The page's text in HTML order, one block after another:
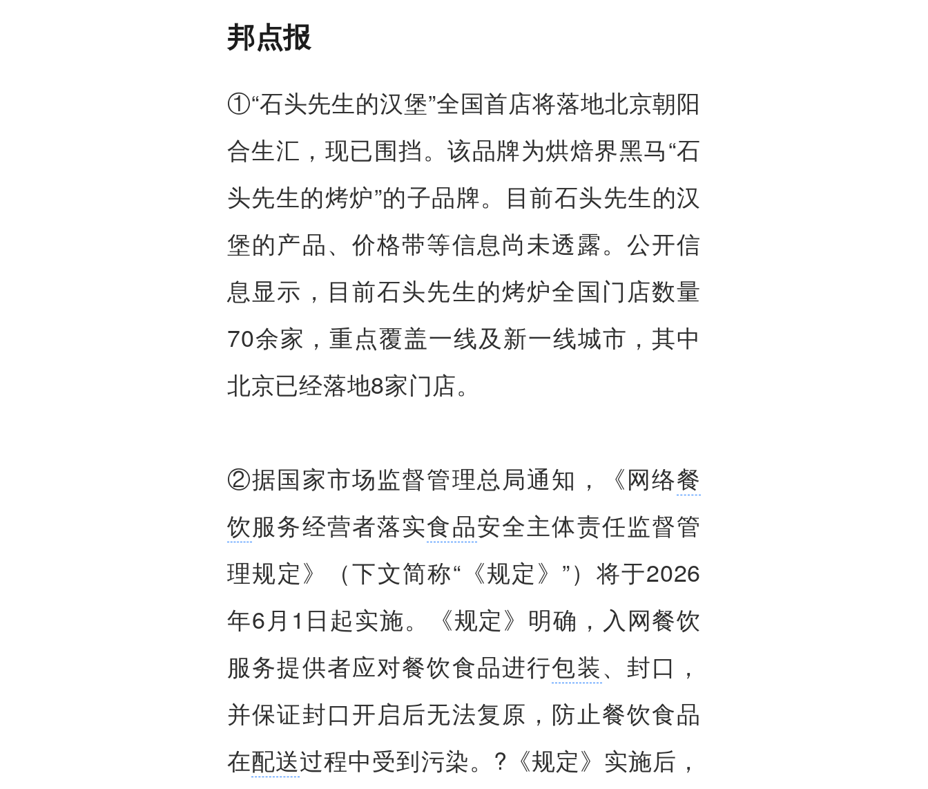
邦点报
①“石头先生的汉堡”全国首店将落地北京朝阳
合生汇，现已围挡。该品牌为烘焙界黑马“石
头先生的烤炉”的子品牌。目前石头先生的汉
堡的产品、价格带等信息尚未透露。公开信
息显示，目前石头先生的烤炉全国门店数量
70余家，重点覆盖一线及新一线城市，其中
北京已经落地8家门店。
②据国家市场监督管理总局通知，《网络餐
饮服务经营者落实食品安全主体责任监督管
理规定》（下文简称“《规定》”）将于2026
年6月1日起实施。《规定》明确，入网餐饮
服务提供者应对餐饮食品进行包装、封口，
并保证封口开启后无法复原，防止餐饮食品
在配送过程中受到污染。?《规定》实施后，